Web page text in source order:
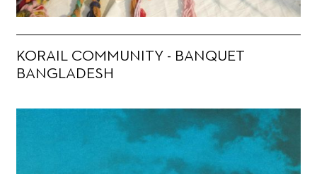
KORAIL COMMUNITY - BANQUET
BANGLADESH